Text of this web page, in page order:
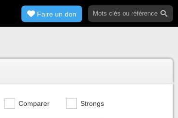
Faire un don
Comparer Strongs